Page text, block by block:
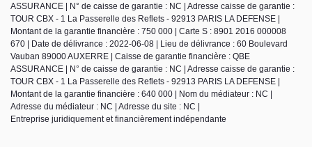
ASSURANCE | N° de caisse de garantie : NC | Adresse caisse de garantie :
TOUR CBX - 1 La Passerelle des Reflets - 92913 PARIS LA DEFENSE |
Montant de la garantie financière : 750 000 | Carte S : 8901 2016 000008
670 | Date de délivrance : 2022-06-08 | Lieu de délivrance : 60 Boulevard
Vauban 89000 AUXERRE | Caisse de garantie financière : QBE
ASSURANCE | N° de caisse de garantie : NC | Adresse caisse de garantie :
TOUR CBX - 1 La Passerelle des Reflets - 92913 PARIS LA DEFENSE |
Montant de la garantie financière : 640 000 | Nom du médiateur : NC |
Adresse du médiateur : NC | Adresse du site : NC |
Entreprise juridiquement et financièrement indépendante